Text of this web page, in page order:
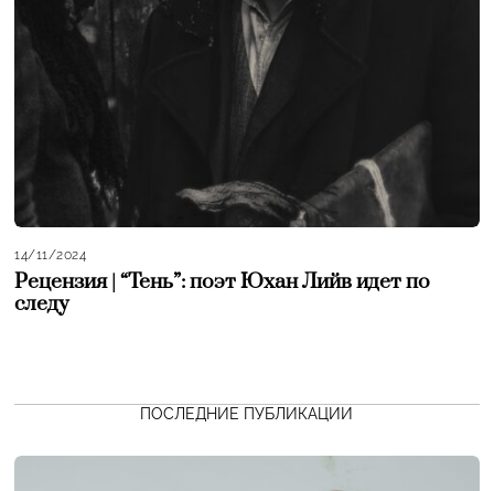
14/11/2024
Рецензия | “Тень”: поэт Юхан Лийв идет по
следу
ПОСЛЕДНИЕ ПУБЛИКАЦИИ